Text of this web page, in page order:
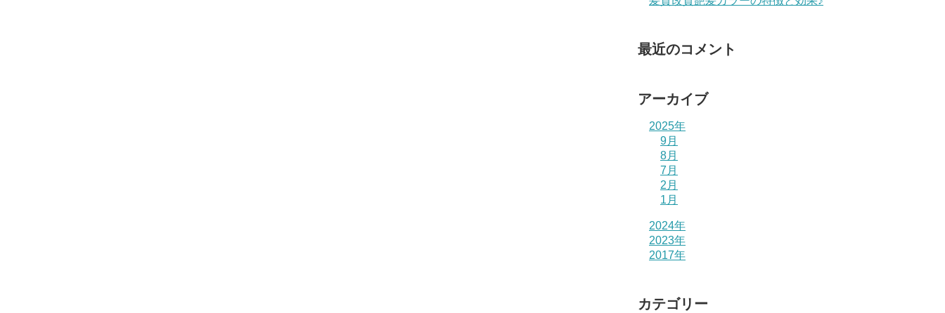
最近のコメント
アーカイブ
2025年
9月
8月
7月
2月
1月
2024年
2023年
2017年
カテゴリー